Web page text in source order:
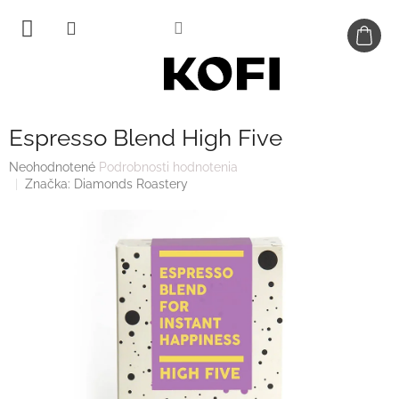
obsah
Espresso Blend High Five
Priemerné
hodnotenie
Neohodnotené Podrobnosti hodnotenia
Značka: Diamonds Roastery